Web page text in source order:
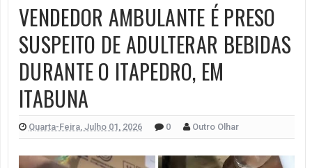
VENDEDOR AMBULANTE É PRESO
SUSPEITO DE ADULTERAR BEBIDAS
DURANTE O ITAPEDRO, EM
ITABUNA
Quarta-Feira, Julho 01, 2026 0 Outro Olhar